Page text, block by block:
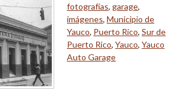
fotografías, garage,
imágenes, Municipio de
Yauco, Puerto Rico, Sur de
Puerto Rico, Yauco, Yauco
Auto Garage